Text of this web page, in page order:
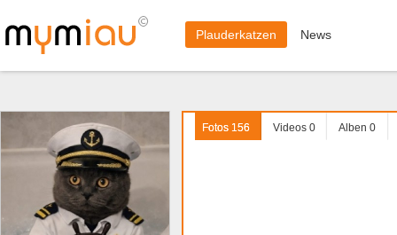
Plauderkatzen News
Fotos 156 Videos 0 Alben 0